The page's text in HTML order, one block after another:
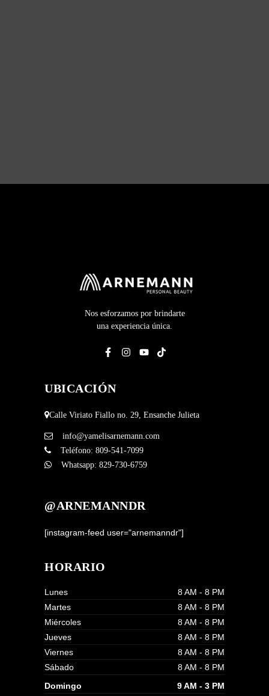
Nos esforzamos por brindarte
una experiencia única.
UBICACIÓN
Calle Viriato Fiallo no. 29, Ensanche Julieta
info@yamelisarnemann.com
Teléfono: 809-541-7099
Whatsapp: 829-730-6759
@ARNEMANNDR
[instagram-feed user="arnemanndr"]
HORARIO
Lunes
8 AM - 8 PM
Martes
8 AM - 8 PM
Miércoles
8 AM - 8 PM
Jueves
8 AM - 8 PM
Viernes
8 AM - 8 PM
Sábado
8 AM - 8 PM
Domingo
9 AM - 3 PM